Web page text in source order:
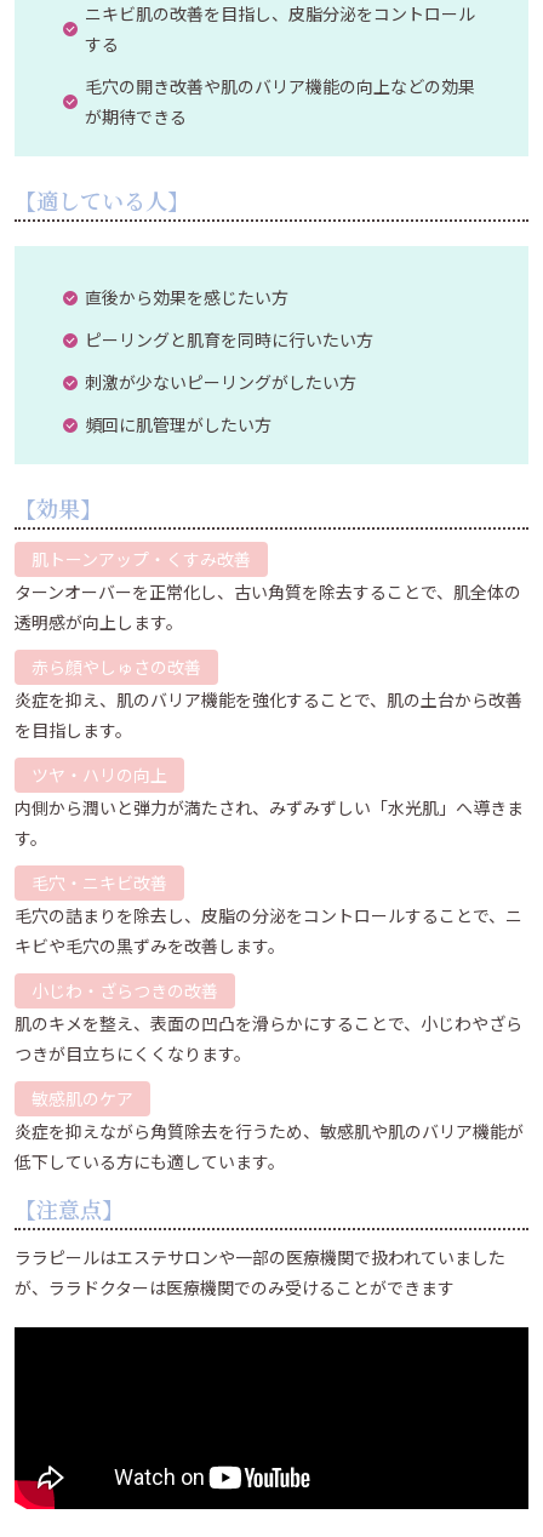
ニキビ肌の改善を目指し、皮脂分泌をコントロール
する
毛穴の開き改善や肌のバリア機能の向上などの効果
が期待できる
【適している人】
直後から効果を感じたい方
ピーリングと肌育を同時に行いたい方
刺激が少ないピーリングがしたい方
頻回に肌管理がしたい方
【効果】
肌トーンアップ・くすみ改善
ターンオーバーを正常化し、古い角質を除去することで、肌全体の
透明感が向上します。
赤ら顔やしゅさの改善
炎症を抑え、肌のバリア機能を強化することで、肌の土台から改善
を目指します。
ツヤ・ハリの向上
内側から潤いと弾力が満たされ、みずみずしい「水光肌」へ導きま
す。
毛穴・ニキビ改善
毛穴の詰まりを除去し、皮脂の分泌をコントロールすることで、ニ
キビや毛穴の黒ずみを改善します。
小じわ・ざらつきの改善
肌のキメを整え、表面の凹凸を滑らかにすることで、小じわやざら
つきが目立ちにくくなります。
敏感肌のケア
炎症を抑えながら角質除去を行うため、敏感肌や肌のバリア機能が
低下している方にも適しています。
【注意点】
ララピールはエステサロンや一部の医療機関で扱われていました
が、ララドクターは医療機関でのみ受けることができます